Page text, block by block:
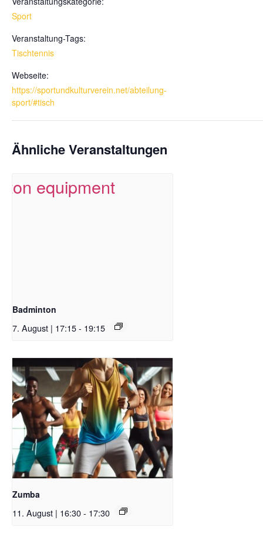
Sport
Veranstaltung-Tags:
Tischtennis
Webseite:
https://sportundkulturverein.net/abteilung-
sport/#tisch
Ähnliche Veranstaltungen
Badminton
7. August | 17:15- 19:15
Zumba
11. August | 16:30- 17:30